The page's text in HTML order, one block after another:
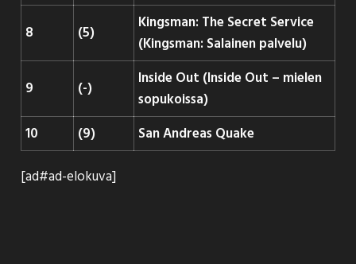
8 (5)
Kingsman: The Secret Service
(Kingsman: Salainen palvelu)
9 (-)
Inside Out (Inside Out – mielen
sopukoissa)
10
(9)
San Andreas Quake
[ad#ad-elokuva]